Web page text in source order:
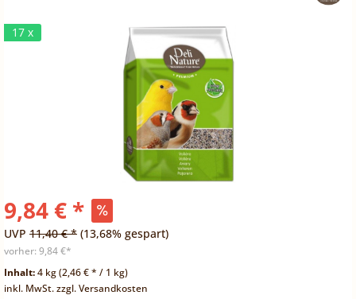
17 x
9,84 € *
UVP 11,40 € * (13,68% gespart)
vorher: 9,84 €*
Inhalt:4 kg (2,46 € * / 1 kg)
inkl. MwSt.zzgl. Versandkosten